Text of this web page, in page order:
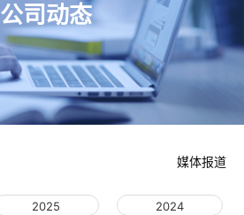
公司动态
媒体报道
2025 2024